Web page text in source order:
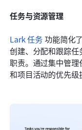
任务与资源管理
Lark 任务 功能简化
创建、分配和跟踪
职责。通过集中管
和项目活动的优先级